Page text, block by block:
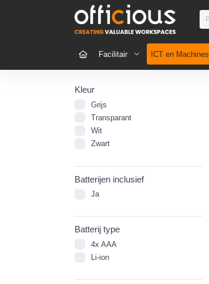
Facilitair ICT en Machines
Kleur
Grijs
Transparant
Wit
Zwart
Batterijen inclusief
Ja
Batterij type
4x AAA
Li-ion